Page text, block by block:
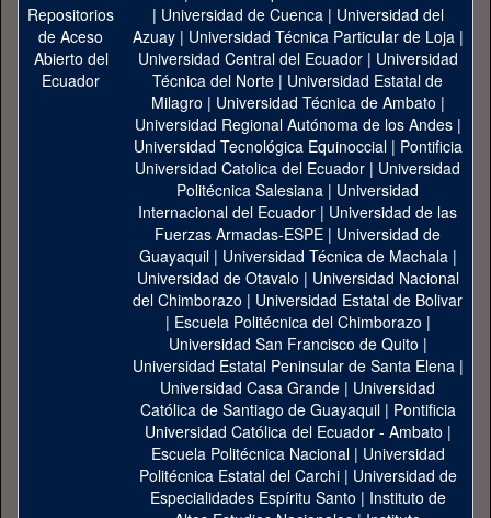
| Universidad de Cuenca| Universidad del
Azuay| Universidad Técnica Particular de Loja|
Universidad Central del Ecuador| Universidad
Técnica del Norte | Universidad Estatal de
Milagro | Universidad Técnica de Ambato |
Universidad Regional Autónoma de los Andes|
Universidad Tecnológica Equinoccial| Pontificia
Universidad Catolica del Ecuador | Universidad
Politécnica Salesiana | Universidad
Internacional del Ecuador | Universidad de las
Fuerzas Armadas-ESPE | Universidad de
Guayaquil| Universidad Técnica de Machala|
Universidad de Otavalo | Universidad Nacional
del Chimborazo | Universidad Estatal de Bolivar
| Escuela Politécnica del Chimborazo |
Universidad San Francisco de Quito |
Universidad Estatal Peninsular de Santa Elena|
Universidad Casa Grande | Universidad
Católica de Santiago de Guayaquil| Pontificia
Universidad Católica del Ecuador - Ambato |
Escuela Politécnica Nacional| Universidad
Politécnica Estatal del Carchi| Universidad de
Especialidades Espíritu Santo | Instituto de